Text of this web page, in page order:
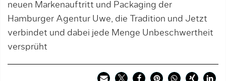
neuen Markenauftritt und Packaging der
Hamburger Agentur Uwe, die Tradition und Jetzt
verbindet und dabei jede Menge Unbeschwertheit
versprüht